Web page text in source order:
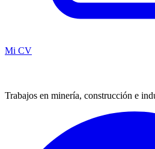
Mi CV
Trabajos en minería, construcción e